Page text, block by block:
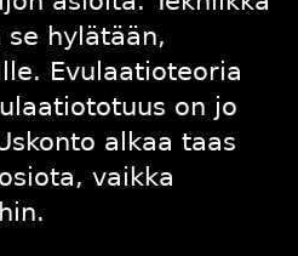
hylätään,
Evulaatioteoria
on jo
alkaa taas
vaikka